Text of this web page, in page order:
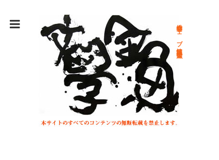
総合文学ウェブ情報誌 文学金魚